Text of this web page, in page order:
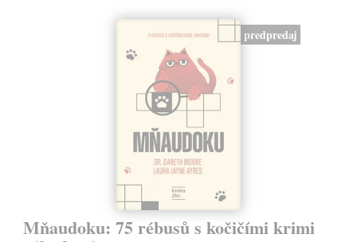
predpredaj
Mňaudoku: 75 rébusů s kočičími krimi